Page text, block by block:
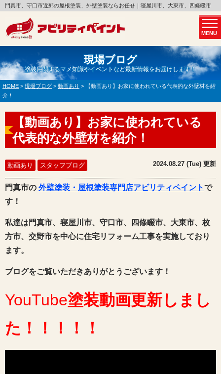
MENU
門真市、守口市近郊の屋根塗装、外壁塗装ならお任せ｜寝屋川市、大東市、四條畷市
現場ブログ
塗装に関するマメ知識やイベントなど最新情報をお届けします！
HOME > 現場ブログ > 動画あり >
【動画あり】お家に使われている代表的な外壁材を紹
介！
【動画あり】お家に使われている
代表的な外壁材を紹介！
動画あり スタッフブログ 2024.08.27 (Tue) 更新
門真市の 外壁塗装・屋根塗装専門店アビリティペイントで
す！
私達は門真市、寝屋川市、守口市、四條畷市、大東市、枚
方市、交野市を中心に住宅リフォーム工事を実施しており
ます。
ブログをご覧いただきありがとうございます！
YouTube塗装動画更新しまし
た ！！！！！